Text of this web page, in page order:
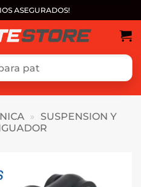
ASEGURADOS!
» SUSPENSION Y